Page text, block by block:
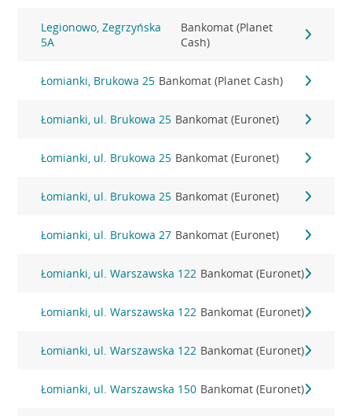
Legionowo, Zegrzyńska
5A
Bankomat (Planet
Cash)
Łomianki, Brukowa 25 Bankomat (Planet Cash)
Łomianki, ul. Brukowa 25 Bankomat (Euronet)
Łomianki, ul. Brukowa 25 Bankomat (Euronet)
Łomianki, ul. Brukowa 25 Bankomat (Euronet)
Łomianki, ul. Brukowa 27 Bankomat (Euronet)
Łomianki, ul. Warszawska 122 Bankomat (Euronet)
Łomianki, ul. Warszawska 122 Bankomat (Euronet)
Łomianki, ul. Warszawska 122 Bankomat (Euronet)
Łomianki, ul. Warszawska 150 Bankomat (Euronet)